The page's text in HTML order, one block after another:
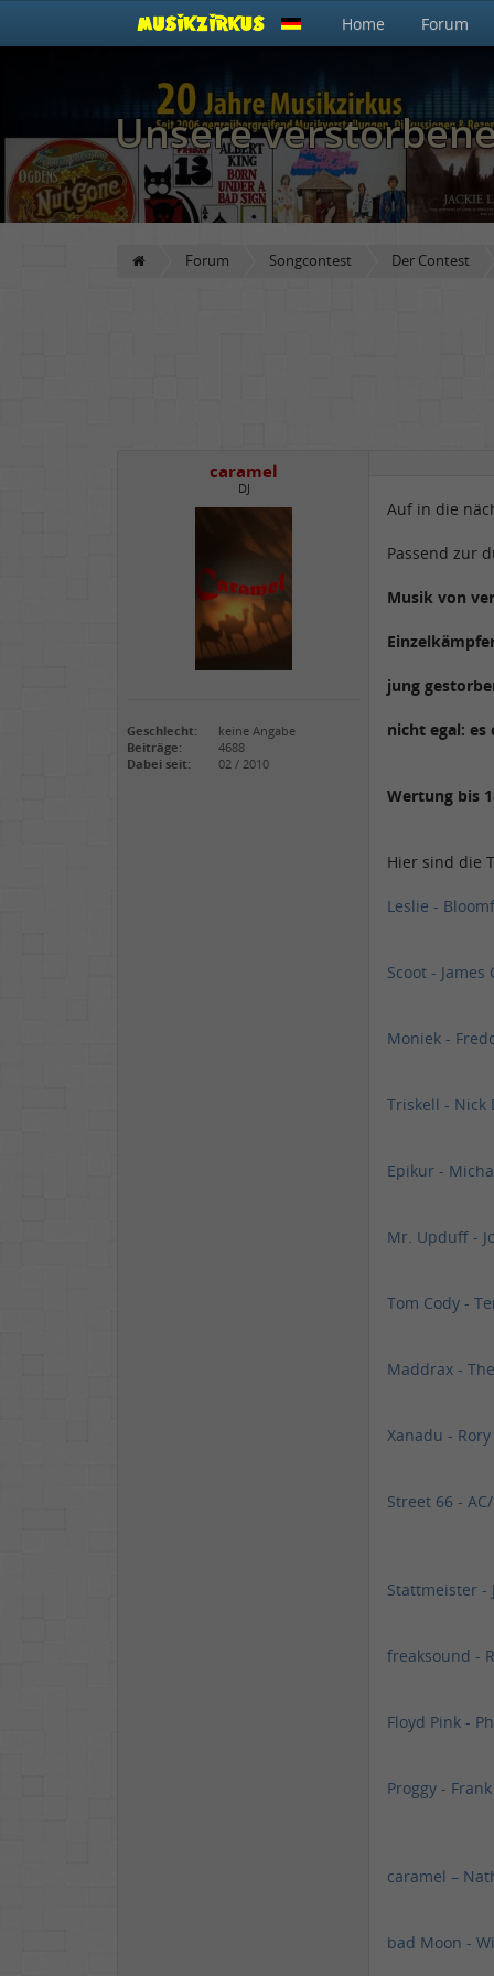
Home Forum
Unsere
Forum Songcontest Der Contest
caramel
DJ
Geschlecht:
keine Angabe
Beiträge:
4688
Dabei seit:
02 / 2010
Auf in die
Passend zur
Musik von
jung
nicht egal:
Wertung bis
Hier sind die
Leslie -
Scoot - James
Moniek -
Triskell - Nick
Epikur -
Mr. Upduff -
Tom Cody -
Maddrax -
Xanadu -
Street 66 -
Stattmeister -
freaksound -
Floyd Pink -
Proggy -
caramel –
bad Moon -